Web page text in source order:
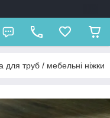
для труб / мебельні ніжки